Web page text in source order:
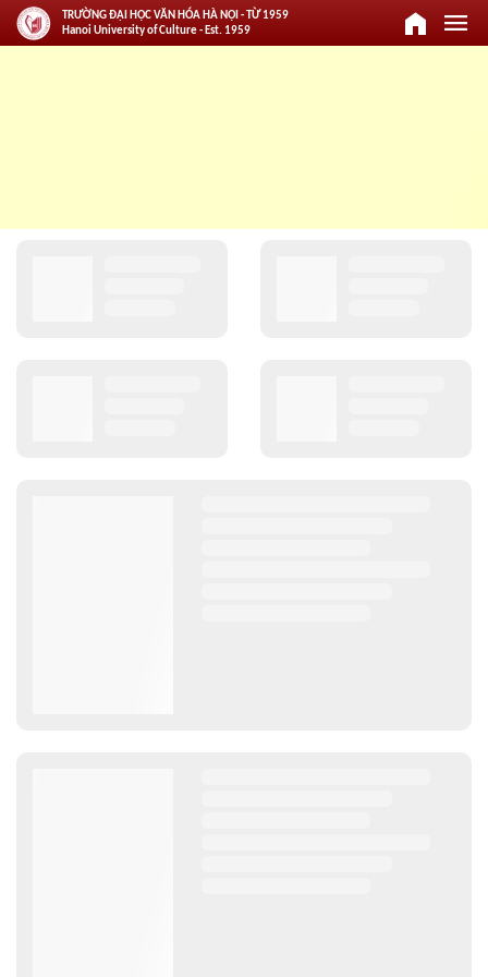
TRƯỜNG ĐẠI HỌC VĂN HÓA HÀ NỘI - TỪ 1959
Hanoi University of Culture - Est. 1959
home menu